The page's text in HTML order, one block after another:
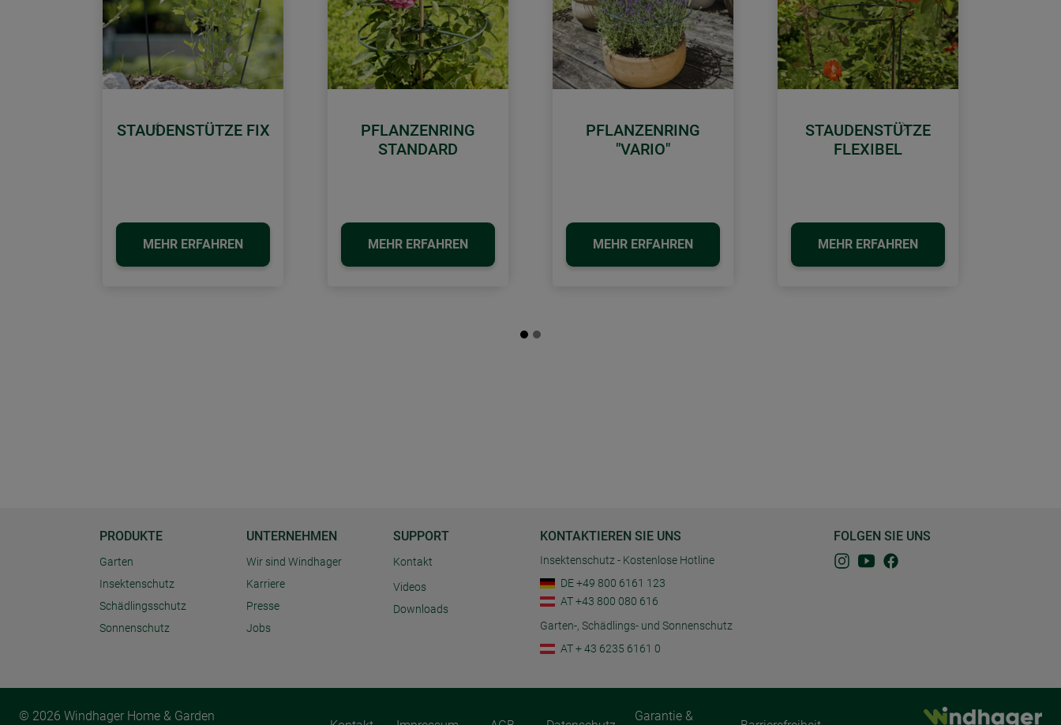
STAUDENSTÜTZE FIX
MEHR ERFAHREN
PFLANZENRING
STANDARD
MEHR ERFAHREN
PFLANZENRING
"VARIO"
MEHR ERFAHREN
STAUDENSTÜTZE
FLEXIBEL
MEHR ERFAHREN
Zurück Weiter
PRODUKTE
Garten
Insektenschutz
Schädlingsschutz
Sonnenschutz
UNTERNEHMEN
Wir sind Windhager
Karriere
Presse
Jobs
SUPPORT
Kontakt
Videos
Downloads
KONTAKTIEREN SIE UNS
Insektenschutz - Kostenlose Hotline
DE +49 800 6161 123
AT +43 800 080 616
Garten-, Schädlings- und Sonnenschutz
AT + 43 6235 6161 0
FOLGEN SIE UNS
© 2026 Windhager Home & Garden Garantie &